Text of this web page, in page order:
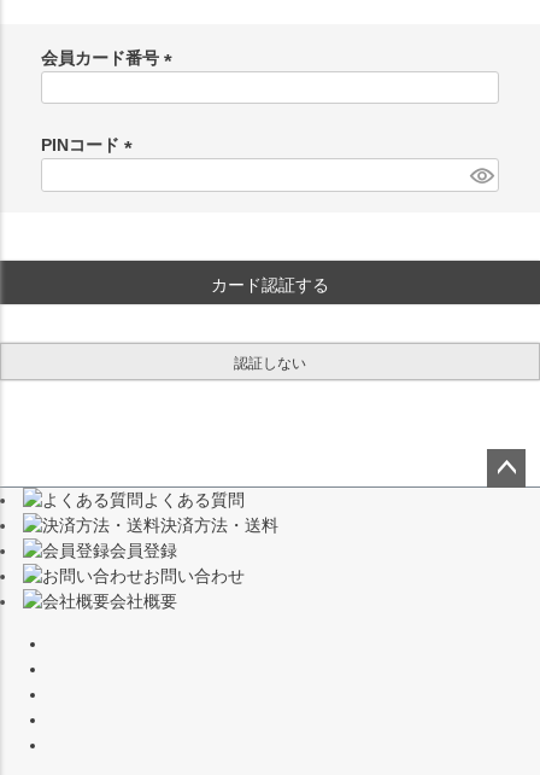
会員カード番号
)
PINコード
カード認証する
認証しない
よくある質問
決済方法・送料
会員登録
お問い合わせ
会社概要